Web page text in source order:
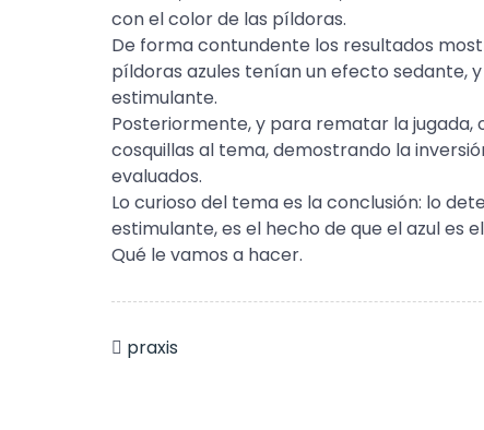
con el color de las píldoras.
De forma contundente los resultados
píldoras azules tenían un efecto sedante,
estimulante.
Posteriormente, y para rematar la jugada,
cosquillas al tema, demostrando la
evaluados.
Lo curioso del tema es la conclusión: lo
estimulante, es el hecho de que el azul es
Qué le vamos a hacer.
praxis